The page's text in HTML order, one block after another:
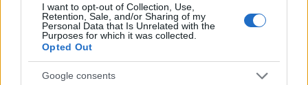
I want to opt-out of Collection, Use,
Retention, Sale, and/or Sharing of my
Personal Data that Is Unrelated with the
Purposes for which it was collected.
Opted Out
Google consents
Μπέττυ Μαγγίρα: «Αυτά που θα κάνουμε στη
Eurovision πιστεύω θα συζητηθούν»
Η παρουσιάστρια, μαζί με τον Καπουτζίδη και τη Βρανά
αποκάλυψαν τι θα δούμε στις τρεις βραδιές του ελληνικού
τελικού «Sing for Greece 2026»!